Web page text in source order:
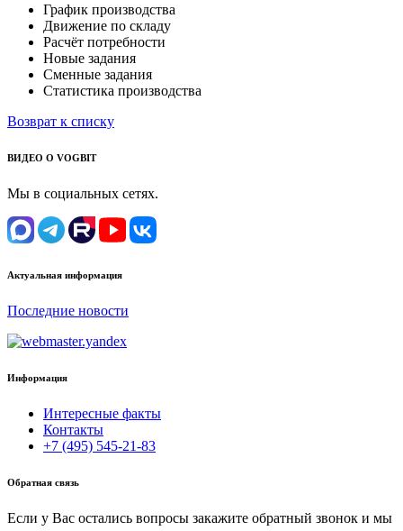
График производства
Движение по складу
Расчёт потребности
Новые задания
Сменные задания
Статистика производства
Возврат к списку
ВИДЕО О VOGBIT
Мы в социальных сетях.
Актуальная информация
Последние новости
Информация
Интересные факты
Контакты
+7 (495) 545-21-83
Обратная связь
Если у Вас остались вопросы закажите обратный звонок и мы